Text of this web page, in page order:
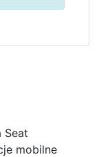
Seat
mobilne